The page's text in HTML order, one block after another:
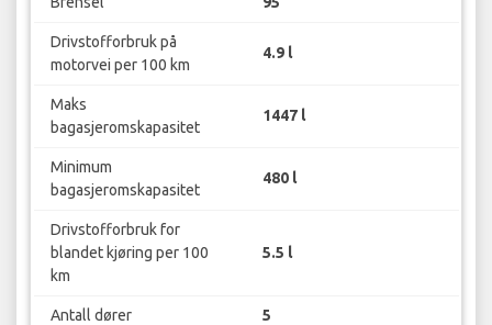
Drivstofforbruk på
motorvei per 100 km
4.9 l
Maks
bagasjeromskapasitet
1447 l
Minimum
bagasjeromskapasitet
480 l
Drivstofforbruk for
blandet kjøring per 100
km
5.5 l
Antall dører 5